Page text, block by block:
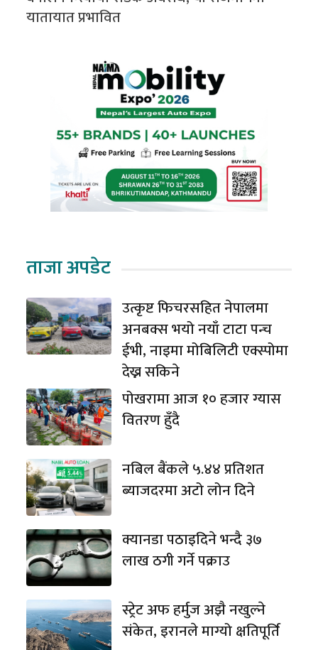
यातायात प्रभावित
ताजा अपडेट
उत्कृष्ट फिचरसहित नेपालमा
अनबक्स भयो नयाँ टाटा पन्च
ईभी, नाइमा मोबिलिटी एक्स्पोमा
देख्न सकिने
पोखरामा आज १० हजार ग्यास
वितरण हुँदै
नबिल बैंकले ५.४४ प्रतिशत
ब्याजदरमा अटो लोन दिने
क्यानडा पठाइदिने भन्दै ३७
लाख ठगी गर्ने पक्राउ
स्ट्रेट अफ हर्मुज अझै नखुल्ने
संकेत, इरानले माग्यो क्षतिपूर्ति